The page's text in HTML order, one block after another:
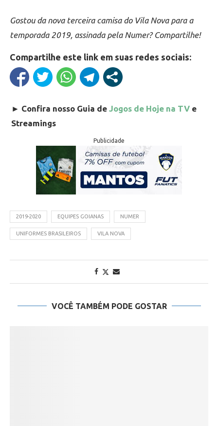
Gostou da nova terceira camisa do Vila Nova para a
temporada 2019, assinada pela Numer? Compartilhe!
Compartilhe este link em suas redes sociais:
► Confira nosso Guia de Jogos de Hoje na TV e
Streamings
Publicidade
2019-2020 EQUIPES GOIANAS NUMER
UNIFORMES BRASILEIROS VILA NOVA
VOCÊ TAMBÉM PODE GOSTAR